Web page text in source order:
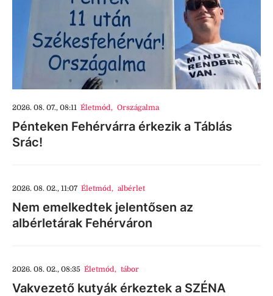
2026. 08. 07., 08:11 Életmód, Országalma
Pénteken Fehérvárra érkezik a Táblás
Srác!
2026. 08. 02., 11:07 Életmód, albérlet
Nem emelkedtek jelentősen az
albérletárak Fehérváron
2026. 08. 02., 08:35 Életmód, tábor
Vakvezető kutyák érkeztek a SZÉNA